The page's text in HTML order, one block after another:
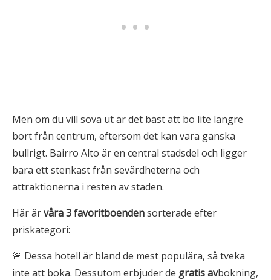
Men om du vill sova ut är det bäst att bo lite längre
bort från centrum, eftersom det kan vara ganska
bullrigt. Bairro Alto är en central stadsdel och ligger
bara ett stenkast från sevärdheterna och
attraktionerna i resten av staden.
Här ärvåra 3favoritboendensorterade efter
priskategori:
🚨 Dessa hotell är bland de mest populära, så tveka
inte att boka. Dessutom erbjuder de gratis avbokning,